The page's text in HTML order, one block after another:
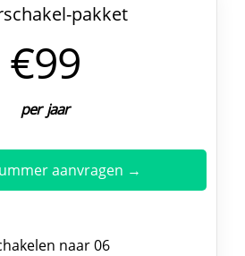
pakket
€99
per jaar
aanvragen →
naar 06